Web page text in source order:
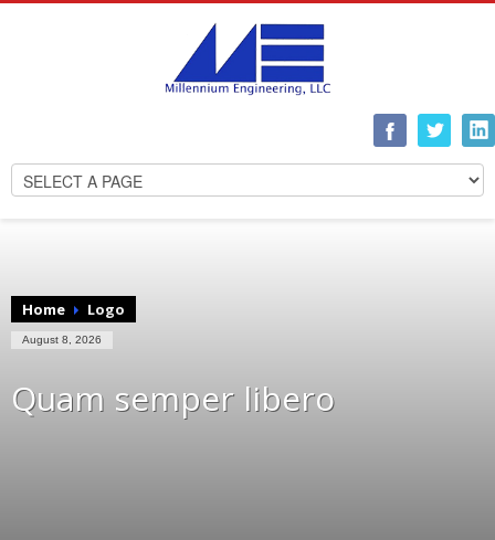
Home Logo
August 8, 2026
Quam semper libero